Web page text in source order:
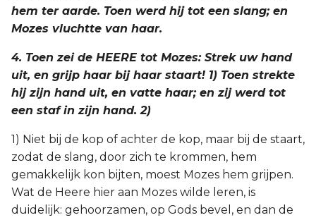
hem ter aarde. Toen werd hij tot een slang; en
Mozes vluchtte van haar.
4. Toen zei de HEERE tot Mozes: Strek uw hand
uit, en grijp haar bij haar staart! 1) Toen strekte
hij zijn hand uit, en vatte haar; en zij werd tot
een staf in zijn hand. 2)
1) Niet bij de kop of achter de kop, maar bij de staart,
zodat de slang, door zich te krommen, hem
gemakkelijk kon bijten, moest Mozes hem grijpen.
Wat de Heere hier aan Mozes wilde leren, is
duidelijk: gehoorzamen, op Gods bevel, en dan de